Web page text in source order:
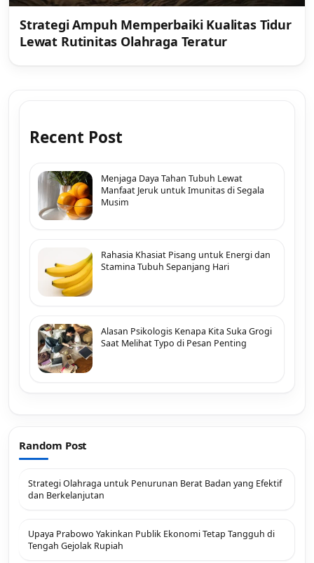
Strategi Ampuh Memperbaiki Kualitas Tidur
Lewat Rutinitas Olahraga Teratur
Recent Post
Menjaga Daya Tahan Tubuh Lewat
Manfaat Jeruk untuk Imunitas di Segala
Musim
Rahasia Khasiat Pisang untuk Energi dan
Stamina Tubuh Sepanjang Hari
Alasan Psikologis Kenapa Kita Suka Grogi
Saat Melihat Typo di Pesan Penting
Random Post
Strategi Olahraga untuk Penurunan Berat Badan yang Efektif
dan Berkelanjutan
Upaya Prabowo Yakinkan Publik Ekonomi Tetap Tangguh di
Tengah Gejolak Rupiah